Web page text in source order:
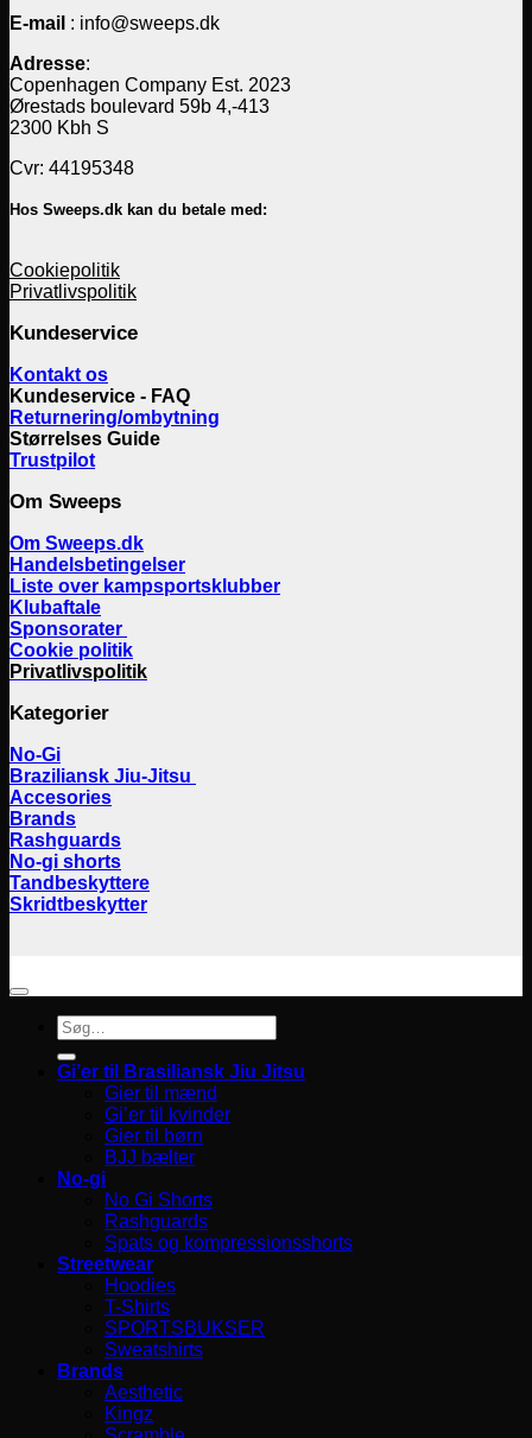
E-mail : info@sweeps.dk
Adresse:
Copenhagen Company Est. 2023
Ørestads boulevard 59b 4,-413
2300 Kbh S
Cvr: 44195348
Hos Sweeps.dk kan du betale med:
Cookiepolitik
Privatlivspolitik
Kundeservice
Kontakt os
Kundeservice - FAQ
Returnering/ombytning
Størrelses Guide
Trustpilot
Om Sweeps
Om Sweeps.dk
Handelsbetingelser
Liste over kampsportsklubber
Klubaftale
Sponsorater
Cookie politik
Privatlivspolitik
Kategorier
No-Gi
Braziliansk Jiu-Jitsu
Accesories
Brands
Rashguards
No-gi shorts
Tandbeskyttere
Skridtbeskytter
Søg
efter:
Gi’er til Brasiliansk Jiu Jitsu
Gier til mænd
Gi’er til kvinder
Gier til børn
BJJ bælter
No-gi
No Gi Shorts
Rashguards
Spats og kompressionsshorts
Streetwear
Hoodies
T-Shirts
SPORTSBUKSER
Sweatshirts
Brands
Aesthetic
Kingz